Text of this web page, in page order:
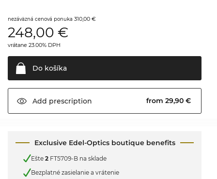
nezáväzná cenová ponuka 310,00 €
248,00 €
vrátane 23.00% DPH
Do košíka
Add prescription from 29,90 €
Exclusive Edel-Optics boutique benefits
Ešte 2 FT5709-B na sklade
Bezplatné zasielanie a vrátenie